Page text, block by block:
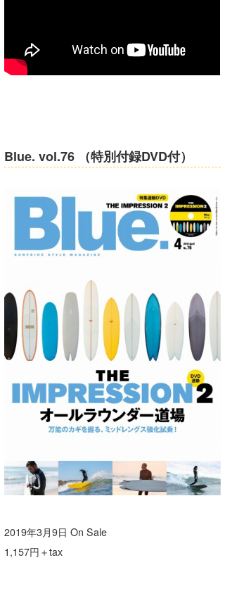
Blue. vol.76 （特別付録DVD付）
2019年3月9日 On Sale
1,157円＋tax
banpaku
Mr.K